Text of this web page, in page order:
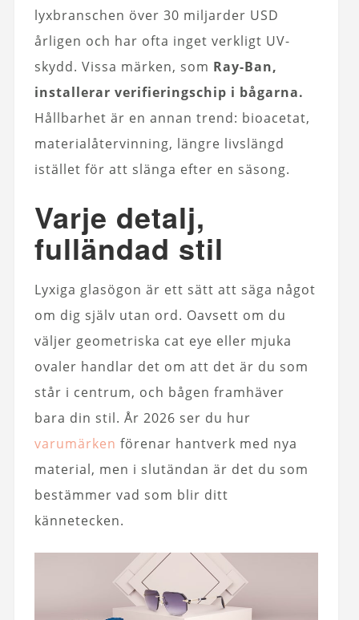
lyxbranschen över 30 miljarder USD
årligen och har ofta inget verkligt UV-
skydd. Vissa märken, som Ray-Ban,
installerar verifieringschip i bågarna.
Hållbarhet är en annan trend: bioacetat,
materialåtervinning, längre livslängd
istället för att slänga efter en säsong.
Varje detalj,
fulländad stil
Lyxiga glasögon är ett sätt att säga något
om dig själv utan ord. Oavsett om du
väljer geometriska cat eye eller mjuka
ovaler handlar det om att det är du som
står i centrum, och bågen framhäver
bara din stil. År 2026 ser du hur
varumärken förenar hantverk med nya
material, men i slutändan är det du som
bestämmer vad som blir ditt
kännetecken.